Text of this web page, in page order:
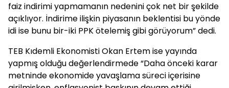
faiz indirimi yapmamanın nedenini çok net bir şekilde
açıklıyor. İndirime ilişkin piyasanın beklentisi bu yönde
idi ise bunu bir-iki PPK ötelemiş gibi görüyorum” dedi.
TEB Kıdemli Ekonomisti Okan Ertem ise yayında
yapmış olduğu değerlendirmede “Daha önceki karar
metninde ekonomide yavaşlama süreci içerisine